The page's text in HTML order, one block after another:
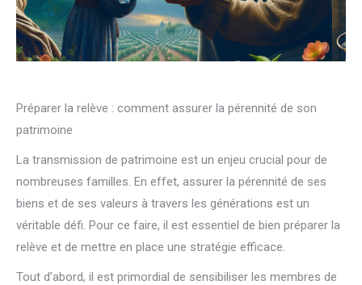
Préparer la relève : comment assurer la pérennité de son
patrimoine
La transmission de patrimoine est un enjeu crucial pour de
nombreuses familles. En effet, assurer la pérennité de ses
biens et de ses valeurs à travers les générations est un
véritable défi. Pour ce faire, il est essentiel de bien préparer la
relève et de mettre en place une stratégie efficace.
Tout d’abord, il est primordial de sensibiliser les membres de